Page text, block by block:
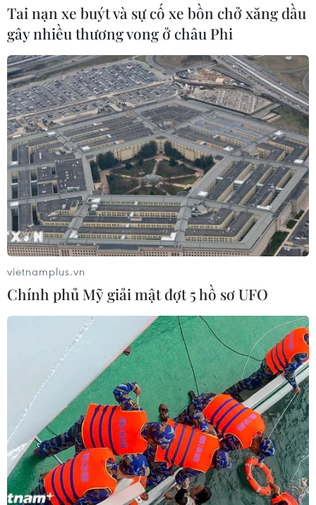
Tai nạn xe buýt và sự cố xe bồn chở xăng dầu
gây nhiều thương vong ở châu Phi
vietnamplus.vn
Chính phủ Mỹ giải mật đợt 5 hồ sơ UFO